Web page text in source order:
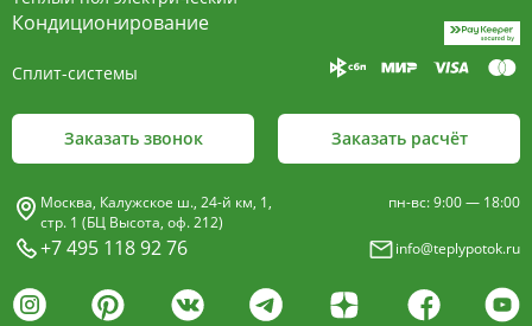
пластины, покрыт износостойким порошковым
покрытием чёрного цвета.
- изготавливается двух типов: рулонная и
анодированный алюминий четырёх цветов -
золото, бронза, чёрный, серебро (без доплат)
дерево – дуб натуральный
Кондиционирование
Сплит-системы
Заказать звонок Заказать расчёт
Москва, Калужское ш., 24-й км, 1,
стр. 1 (БЦ Высота, оф. 212)
+7 495 118 92 76
пн-вс: 9:00 — 18:00
info@teplypotok.ru